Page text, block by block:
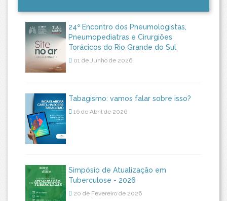
24º Encontro dos Pneumologistas,
Pneumopediatras e Cirurgiões
Torácicos do Rio Grande do Sul
01 de Junho de 2026
Tabagismo: vamos falar sobre isso?
16 de Abril de 2026
Simpósio de Atualização em
Tuberculose - 2026
20 de Fevereiro de 2026